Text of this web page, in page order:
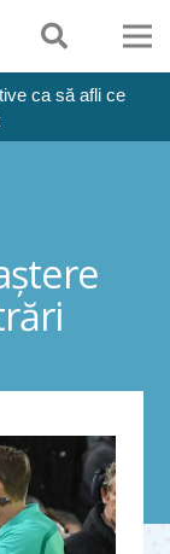
ca să afli ce